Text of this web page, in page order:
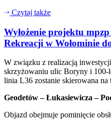
Czytaj także
Wyłożenie projektu
Rekreacji w Wołominie
W związku z realizacją
skrzyżowaniu ulic Boryny i 100-
linia L36 zostanie skierowana na
Geodetów – Łukasiewicza –
Objazd obejmuje pominięcie